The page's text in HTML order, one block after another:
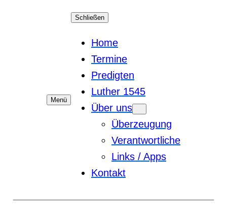
Menü
Schließen
Home
Termine
Predigten
Luther 1545
Über uns
Überzeugung
Verantwortliche
Links / Apps
Kontakt